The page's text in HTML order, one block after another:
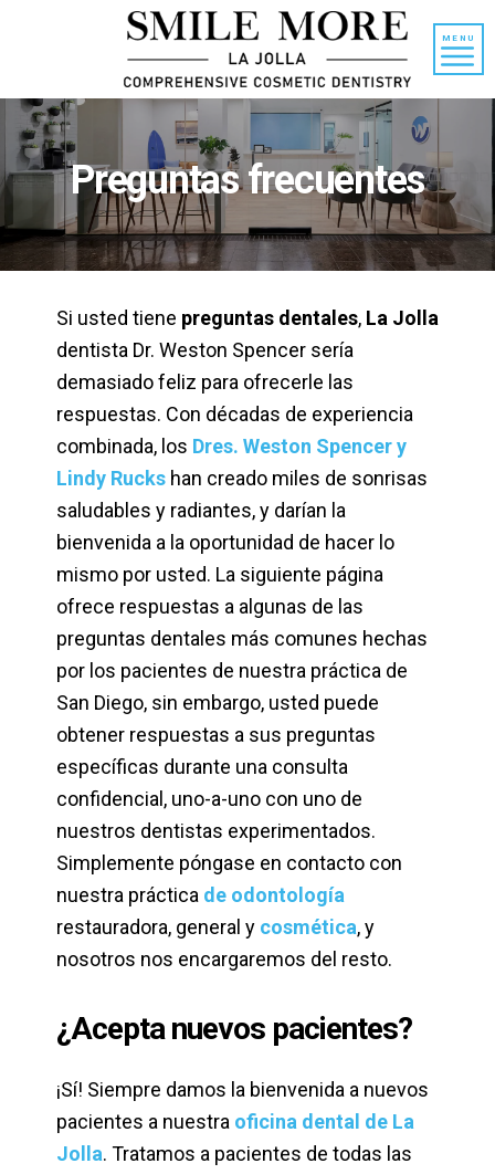
lateral
principal
MENU
Preguntas frecuentes
Si usted tiene preguntas dentales, La Jolla
dentista Dr. Weston Spencer sería
demasiado feliz para ofrecerle las
respuestas. Con décadas de experiencia
combinada, los Dres. Weston Spencer y
Lindy Ruckshan creado miles de sonrisas
saludables y radiantes, y darían la
bienvenida a la oportunidad de hacer lo
mismo por usted. La siguiente página
ofrece respuestas a algunas de las
preguntas dentales más comunes hechas
por los pacientes de nuestra práctica de
San Diego, sin embargo, usted puede
obtener respuestas a sus preguntas
específicas durante una consulta
confidencial, uno-a-uno con uno de
nuestros dentistas experimentados.
Simplemente póngase en contacto con
nuestra práctica de odontología
restauradora, general y cosmética, y
nosotros nos encargaremos del resto.
¿Acepta nuevos pacientes?
¡Sí! Siempre damos la bienvenida a nuevos
pacientes a nuestra oficina dental de La
Jolla. Tratamos a pacientes de todas las